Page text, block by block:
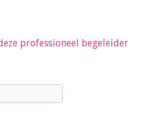
professioneel begeleider